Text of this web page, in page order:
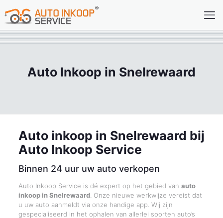
Auto Inkoop in Snelrewaard
Auto inkoop in Snelrewaard bij
Auto Inkoop Service
Binnen 24 uur uw auto verkopen
Auto Inkoop Service is dé expert op het gebied van auto
inkoop in Snelrewaard. Onze nieuwe werkwijze vereist dat
u uw auto aanmeldt via onze handige app. Wij zijn
gespecialiseerd in het ophalen van allerlei soorten auto’s